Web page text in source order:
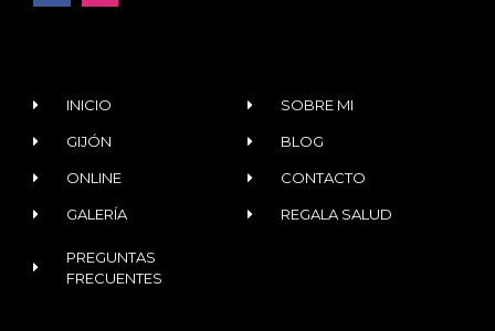
INICIO
GIJÓN
ONLINE
GALERÍA
PREGUNTAS
FRECUENTES
SOBRE MI
BLOG
CONTACTO
REGALA SALUD